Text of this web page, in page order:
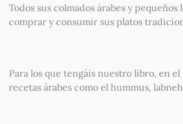
Todos sus colmados árabes y pequeños
comprar y consumir sus platos
Para los que tengáis nuestro libro, en
recetas árabes como el hummus,